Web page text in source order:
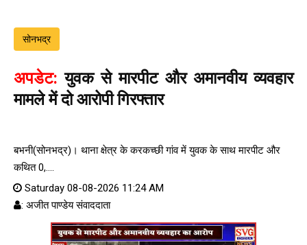
सोनभद्र
अपडेट: युवक से मारपीट और अमानवीय व्यवहार
मामले में दो आरोपी गिरफ्तार
बभनी(सोनभद्र)। थाना क्षेत्र के करकच्छी गांव में युवक के साथ मारपीट और
कथित 0,....
Saturday 08-08-2026 11:24 AM
: अजीत पाण्डेय संवाददाता